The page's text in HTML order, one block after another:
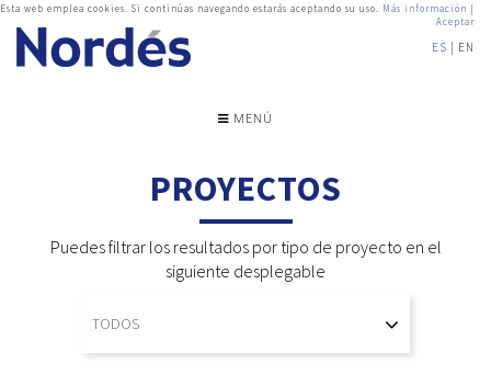
Esta web emplea cookies. Si continúas navegando estarás aceptando su uso. Más información |
Aceptar
ES EN
MENÚ
PROYECTOS
Puedes filtrar los resultados por tipo de proyecto en el
siguiente desplegable